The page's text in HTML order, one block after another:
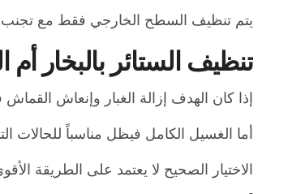
يتم تنظيف السطح الخارجي فقط مع تجنب
تنظيف الستائر بالبخار أم
إذا كان الهدف إزالة الغبار وإنعاش
أما الغسيل الكامل فيظل مناسباً للحالات
الاختيار الصحيح لا يعتمد على الطريقة